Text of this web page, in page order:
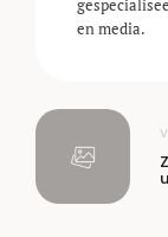
en media.